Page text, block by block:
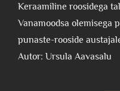
Keraamiline roosidega
Vanamoodsa olemisega
punaste-rooside
Autor: Ursula Aavasalu